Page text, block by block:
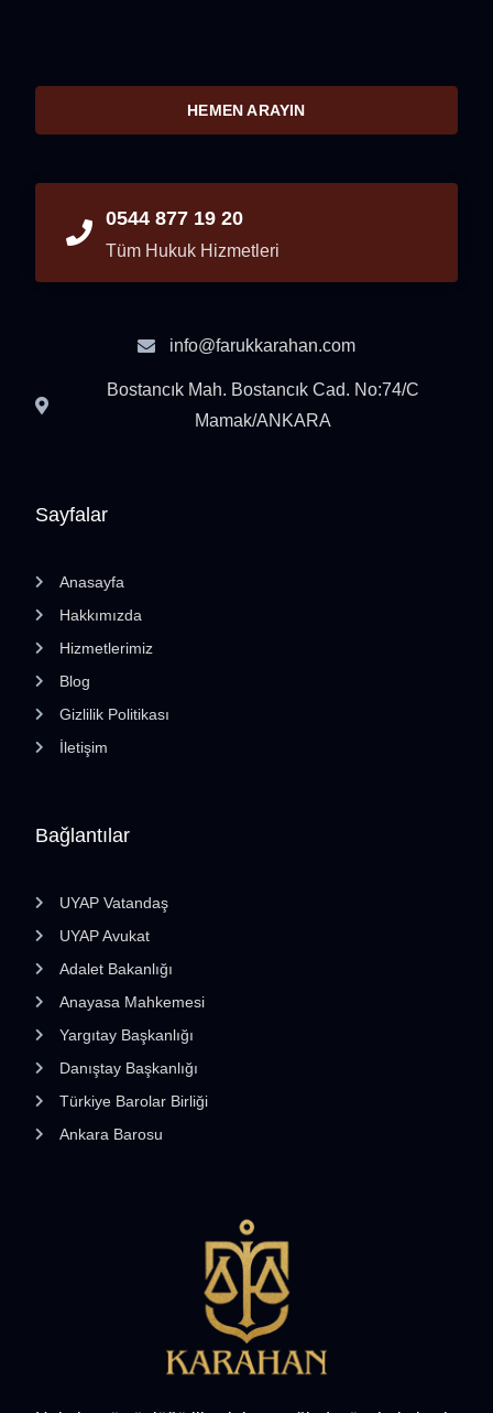
Bağlantılar
UYAP Vatandaş
UYAP Avukat
Adalet Bakanlığı
Anayasa Mahkemesi
Yargıtay Başkanlığı
Danıştay Başkanlığı
Türkiye Barolar Birliği
Ankara Barosu
Sayfalar
Anasayfa
Hakkımızda
Hizmetlerimiz
Blog
Gizlilik Politikası
İletişim
HEMEN ARAYIN
0544 877 19 20
Tüm Hukuk Hizmetleri
info@farukkarahan.com
Bostancık Mah. Bostancık Cad. No:74/C
Mamak/ANKARA